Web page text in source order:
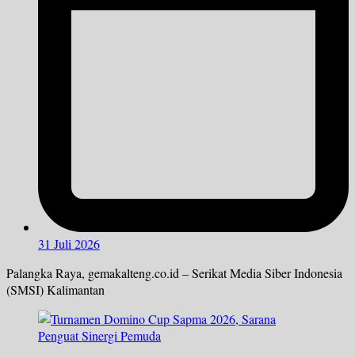
31 Juli 2026
Palangka Raya, gemakalteng.co.id – Serikat Media Siber Indonesia
(SMSI) Kalimantan